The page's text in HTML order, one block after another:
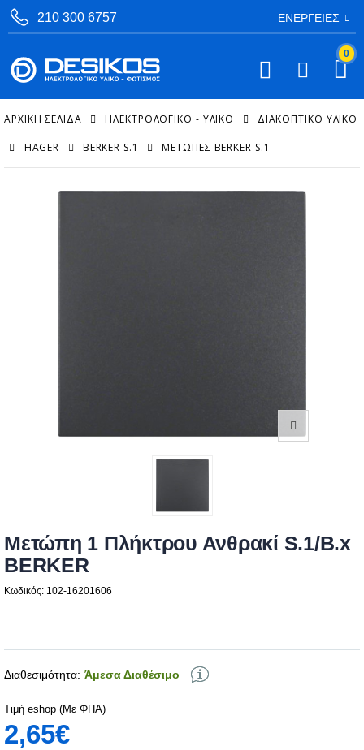
210 300 6757 ΕΝΈΡΓΕΙΕΣ
0
ΑΡΧΙΚΉ ΣΕΛΊΔΑ ΗΛΕΚΤΡΟΛΟΓΙΚΟ - ΥΛΙΚΟ ΔΙΑΚΟΠΤΙΚΌ ΥΛΙΚΌ
HAGER BERKER S.1 ΜΕΤΏΠΕΣ BERKER S.1
Μετώπη 1 Πλήκτρου Ανθρακί S.1/B.x
BERKER
Κωδικός: 102-16201606
Διαθεσιμότητα: Άμεσα Διαθέσιμο
Τιμή eshop (Με ΦΠΑ)
2,65€